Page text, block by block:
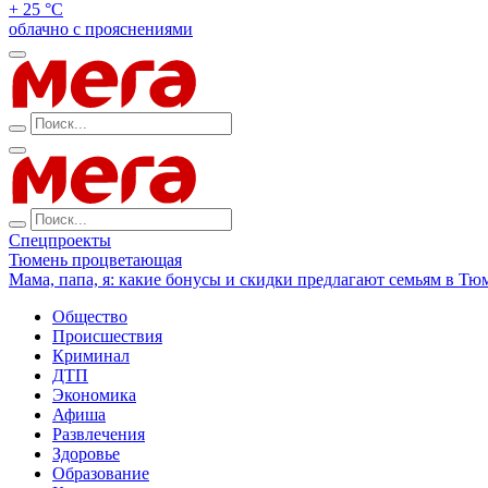
+ 25 °С
облачно с прояснениями
Спецпроекты
Тюмень процветающая
Мама, папа, я: какие бонусы и скидки предлагают семьям в
Общество
Происшествия
Криминал
ДТП
Экономика
Афиша
Развлечения
Здоровье
Образование